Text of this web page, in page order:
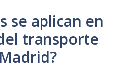
se aplican en
transporte